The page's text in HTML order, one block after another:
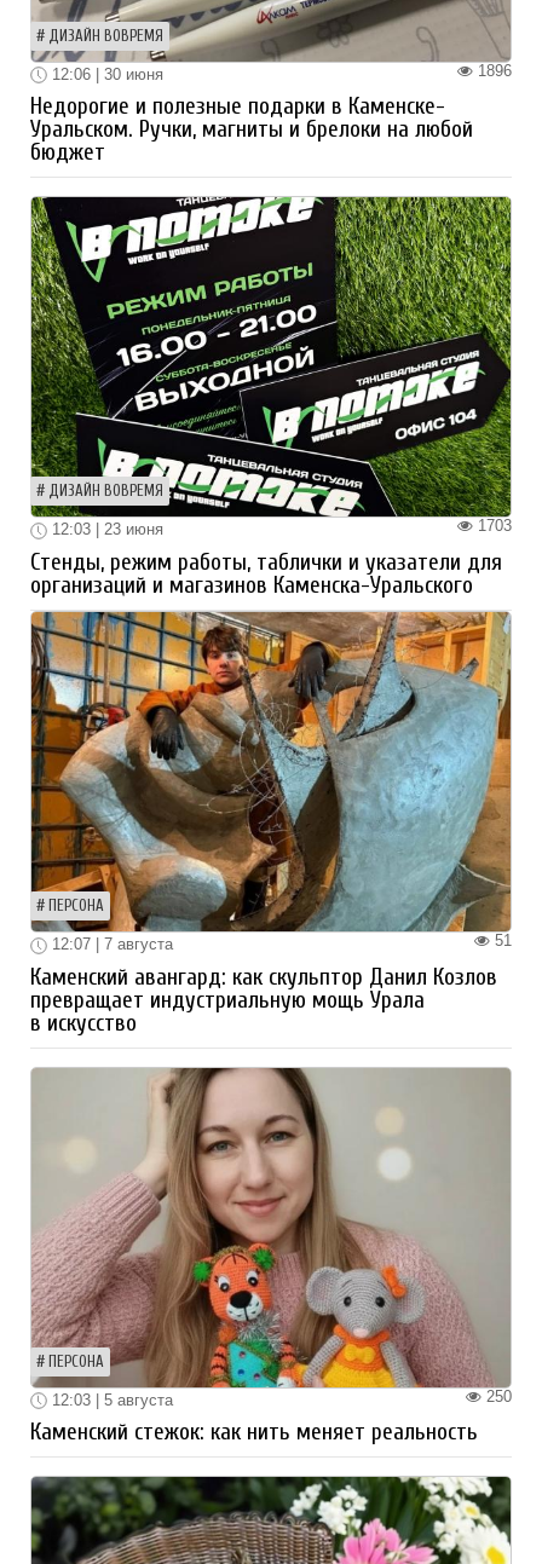
ДИЗАЙН ВОВРЕМЯ
1896
12:06 | 30 июня
Недорогие и полезные подарки в Каменске-
Уральском. Ручки, магниты и брелоки на любой
бюджет
ДИЗАЙН ВОВРЕМЯ
1703
12:03 | 23 июня
Стенды, режим работы, таблички и указатели для
организаций и магазинов Каменска-Уральского
ПЕРСОНА
51
12:07 | 7 августа
Каменский авангард: как скульптор Данил Козлов
превращает индустриальную мощь Урала
в искусство
ПЕРСОНА
250
12:03 | 5 августа
Каменский стежок: как нить меняет реальность